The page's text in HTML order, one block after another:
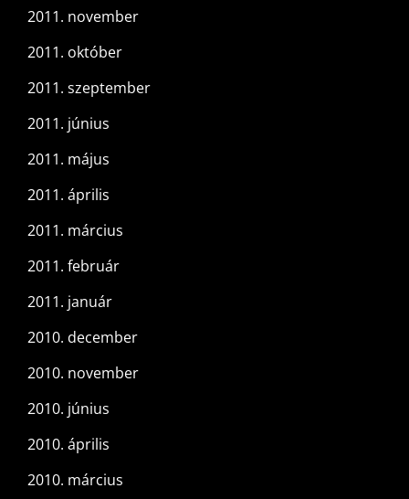
2011. november
2011. október
2011. szeptember
2011. június
2011. május
2011. április
2011. március
2011. február
2011. január
2010. december
2010. november
2010. június
2010. április
2010. március